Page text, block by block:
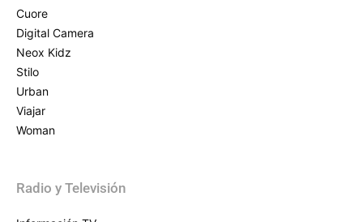
Cuore
Digital Camera
Neox Kidz
Stilo
Urban
Viajar
Woman
Radio y Televisión